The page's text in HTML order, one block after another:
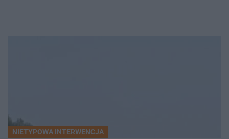
NIETYPOWA INTERWENCJA